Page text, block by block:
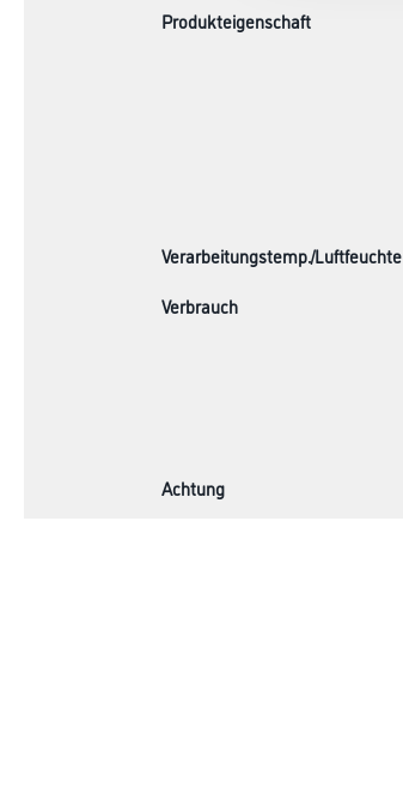
Produkteigenschaft
Verarbeitungstemp./Luftfeuchte
Verbrauch
Achtung